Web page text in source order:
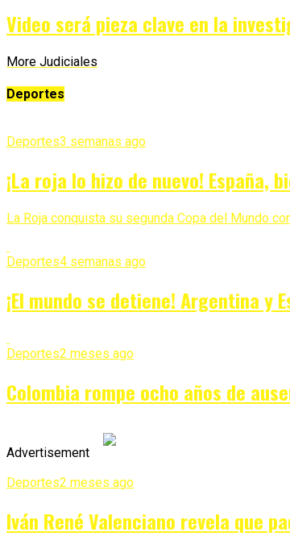
Video será pieza clave en la
More Judiciales
Deportes
Deportes3 semanas ago
¡La roja lo hizo de nuevo! España,
La Roja conquista su segunda Copa del Mundo
Deportes4 semanas ago
¡El mundo se detiene! Argentina
Deportes2 meses ago
Colombia rompe ocho años de
Advertisement
Deportes2 meses ago
Iván René Valenciano revela que